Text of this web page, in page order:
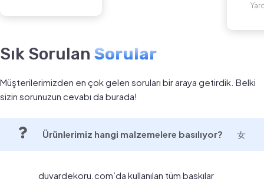
Sık Sorulan Sorular
Müşterilerimizden en çok gelen soruları bir araya getirdik. Belki
sizin sorunuzun cevabı da burada!
Ürünlerimiz hangi malzemelere basılıyor?
duvardekoru.com’da kullanılan tüm baskılar